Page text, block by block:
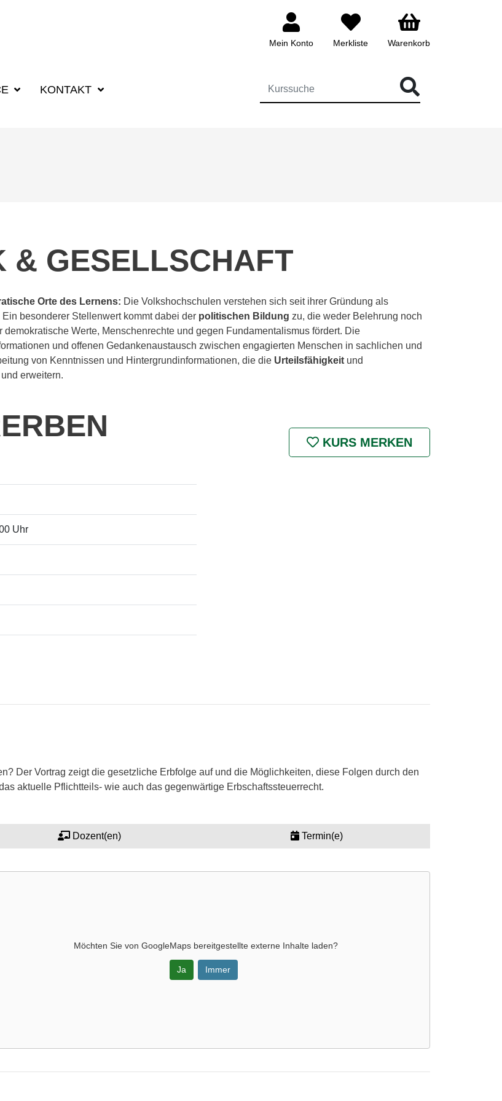
Mein Konto Merkliste Warenkorb
KONTAKT
& GESELLSCHAFT
Orte des Lernens: Die Volkshochschulen verstehen sich seit ihrer Gründung als
besonderer Stellenwert kommt dabei der politischen Bildung zu, die weder Belehrung noch
Werte, Menschenrechte und gegen Fundamentalismus fördert. Die
und offenen Gedankenaustausch zwischen engagierten Menschen in sachlichen und
von Kenntnissen und Hintergrundinformationen, die die Urteilsfähigkeit und
erweitern.
Uhr
KURS MERKEN
Der Vortrag zeigt die gesetzliche Erbfolge auf und die Möglichkeiten, diese Folgen durch den
aktuelle Pflichtteils- wie auch das gegenwärtige Erbschaftssteuerrecht.
Dozent(en) Termin(e)
Möchten Sie von GoogleMaps bereitgestellte externe Inhalte laden?
Ja Immer